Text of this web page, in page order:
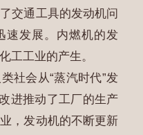
交通工具的发动机问
速发展。内燃机的发
工工业的产生。
社会从“蒸汽时代”发
进推动了工厂的生产
，发动机的不断更新